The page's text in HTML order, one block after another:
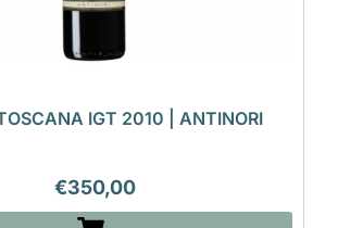
IGT 2010 | ANTINORI
€350,00